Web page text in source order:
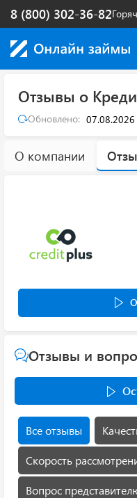
8 (800) 302-36-82
Отзывы о
Обновлено: 07.08.2026
О компании
Отзывы и
Все отзывы
Скорость
Вопрос